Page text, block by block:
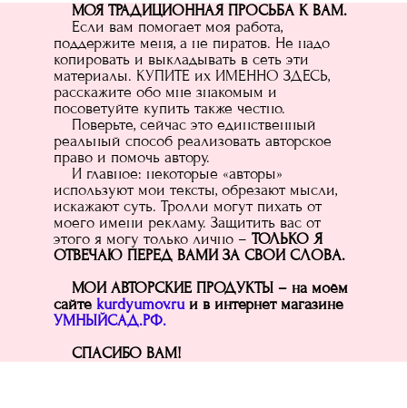
МОЯ ТРАДИЦИОННАЯ ПРОСЬБА К ВАМ.
Если вам помогает моя работа,
поддержите меня, а не пиратов. Не надо
копировать и выкладывать в сеть эти
материалы. КУПИТЕ их ИМЕННО ЗДЕСЬ,
расскажите обо мне знакомым и
посоветуйте купить также честно.
Поверьте, сейчас это единственный
реальный способ реализовать авторское
право и помочь автору.
И главное: некоторые «авторы»
используют мои тексты, обрезают мысли,
искажают суть. Тролли могут пихать от
моего имени рекламу. Защитить вас от
этого я могу только лично – ТОЛЬКО Я
ОТВЕЧАЮ ПЕРЕД ВАМИ ЗА СВОИ СЛОВА.
МОИ АВТОРСКИЕ ПРОДУКТЫ – на моём
сайте kurdyumov.ruи в интернет магазине
УМНЫЙСАД.РФ.
СПАСИБО ВАМ!